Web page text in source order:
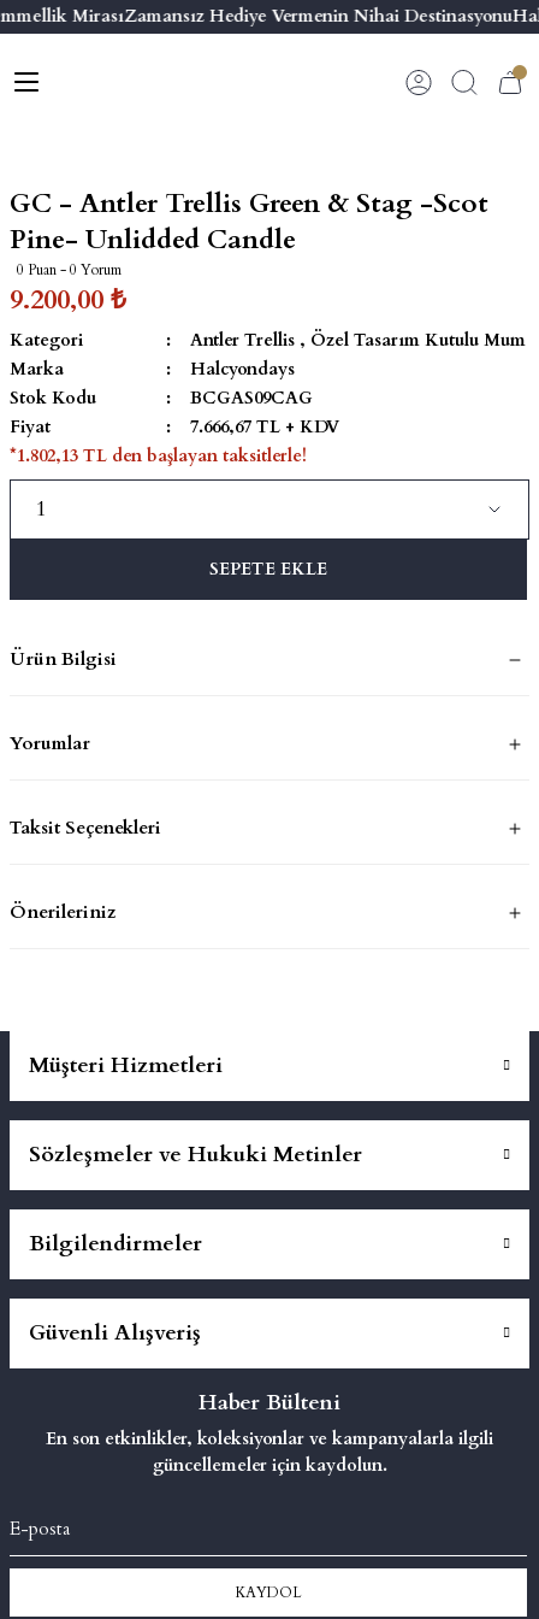
MirasıZamansız Hediye Vermenin Nihai Destinasyonu
Geri Dön
Geri Dön
Mum
Geri Dön
Menteşeli Bilezik
Yivli Kabaşon Bilezik
Geri Dön
Seriler
Elephant
GC - Antler Trellis Green & Stag -Scot
Pine- Unlidded Candle
0 Puan - 0 Yorum
9.200,00 ₺
Kategori Antler Trellis , Özel Tasarım Kutulu Mum
Marka
Halcyondays
Stok Kodu
BCGAS09CAG
Fiyat
7.666,67 TL + KDV
*1.802,13 TL den başlayan taksitlerle!
SEPETE EKLE
Ürün Bilgisi
Yorumlar
Taksit Seçenekleri
Önerileriniz
Müşteri Hizmetleri
Sözleşmeler ve Hukuki Metinler
Bilgilendirmeler
Güvenli Alışveriş
Haber Bülteni
En son etkinlikler, koleksiyonlar ve kampanyalarla ilgili
güncellemeler için kaydolun.
KAYDOL